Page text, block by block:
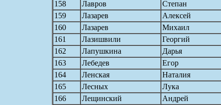
158 Лавров
Степан
159
Лазарев
Алексей
160
Лазарев
Михаил
161
Лазишвили
Георгий
162
Лапушкина
Дарья
163
Лебедев
Егор
164
Ленская
Наталия
165
Лесных
Лука
166
Лещинский
Андрей